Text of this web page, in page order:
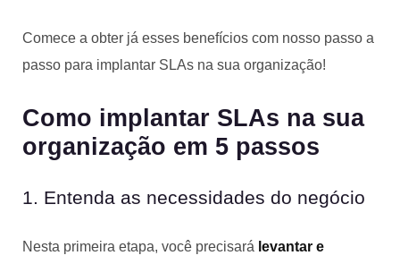
Comece a obter já esses benefícios com nosso passo a
passo para implantar SLAs na sua organização!
Como implantar SLAs na sua
organização em 5 passos
1. Entenda as necessidades do negócio
Nesta primeira etapa, você precisará levantar e